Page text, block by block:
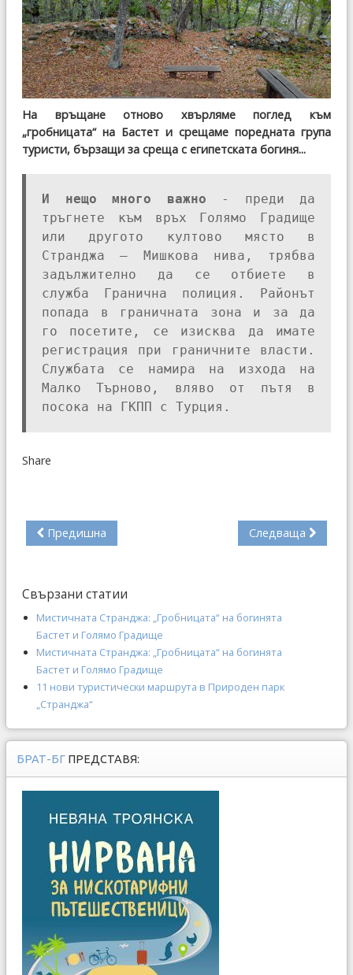
На връщане отново хвърляме поглед към
„гробницата“ на Бастет и срещаме поредната група
туристи, бързащи за среща с египетската богиня...
И нещо много важно - преди да
тръгнете към връх Голямо Градище
или другото култово място в
Странджа – Мишкова нива, трябва
задължително да се отбиете в
служба Гранична полиция. Районът
попада в граничната зона и за да
го посетите, се изисква да имате
регистрация при граничните власти.
Службата се намира на изхода на
Малко Търново, вляво от пътя в
посока на ГКПП с Турция.
Share
Предишна Следваща
Свързани статии
Мистичната Странджа: „Гробницата“ на богинята
Бастет и Голямо Градище
Мистичната Странджа: „Гробницата“ на богинята
Бастет и Голямо Градище
11 нови туристически маршрута в Природен парк
„Странджа“
БРАТ-БГ ПРЕДСТАВЯ: